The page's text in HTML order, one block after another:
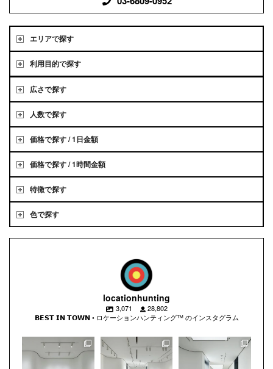
エリアで探す
利用目的で探す
広さで探す
人数で探す
価格で探す / 1日金額
価格で探す / 1時間金額
特徴で探す
色で探す
locationhunting
3,071
28,802
𝗕𝗘𝗦𝗧 𝗜𝗡 𝗧𝗢𝗪𝗡 • ロケーションハンティング™️ のインスタグラム